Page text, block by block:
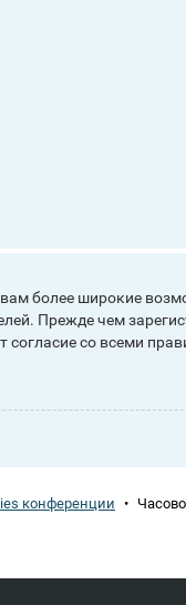
более широкие
Прежде чем
согласие со всеми
конференции •